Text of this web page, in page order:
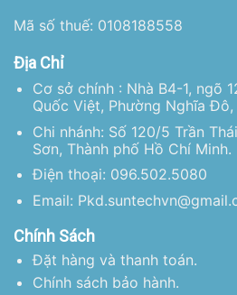
Mã số thuế: 0108188558
Địa Chỉ
Cơ sở chính : Nhà B4-1, ngõ
Quốc Việt, Phường Nghĩa
Chi nhánh: Số 120/5 Trần
Sơn, Thành phố Hồ Chí Minh.
Điện thoại: 096.502.5080
Email:
Chính Sách
Đặt hàng và thanh toán.
Chính sách bảo hành.